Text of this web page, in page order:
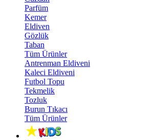
Parfüm
Kemer
Eldiven
Gözlük
Taban
Tüm Ürünler
Antrenman Eldiveni
Kaleci Eldiveni
Futbol Topu
Tekmelik
Tozluk
Burun Tıkacı
Tüm Ürünler